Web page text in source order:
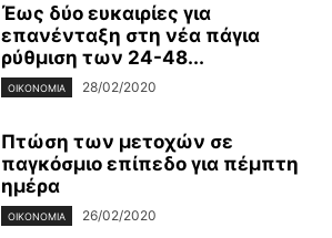
Έως δύο ευκαιρίες για
επανένταξη στη νέα πάγια
ρύθμιση των 24-48...
ΟΙΚΟΝΟΜΊΑ 28/02/2020
Πτώση των μετοχών σε
παγκόσμιο επίπεδο για πέμπτη
ημέρα
ΟΙΚΟΝΟΜΊΑ 26/02/2020